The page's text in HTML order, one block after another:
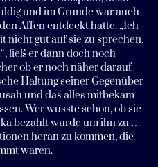
und im Grunde war auch
Affen entdeckt hatte. „Ich
nicht gut auf sie zu sprechen.
ließ er dann doch noch
ob er noch näher darauf
Haltung seiner Gegenüber
und das alles mitbekam
Wer wusste schon, ob sie
bezahlt wurde um ihn zu …
heran zu kommen, die
waren.